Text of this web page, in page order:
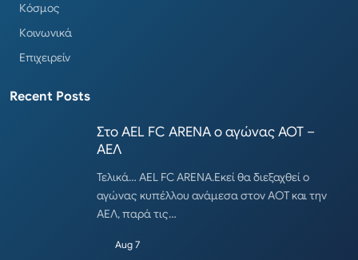
Κόσμος
Κοινωνικά
Επιχειρείν
Recent Posts
Στο AEL FC ARENA ο αγώνας ΑΟΤ –
ΑΕΛ
Τελικά… AEL FC ARENA.Εκεί θα διεξαχθεί ο
αγώνας κυπέλλου ανάμεσα στον ΑΟΤ και την
ΑΕΛ, παρά τις…
Aug 7